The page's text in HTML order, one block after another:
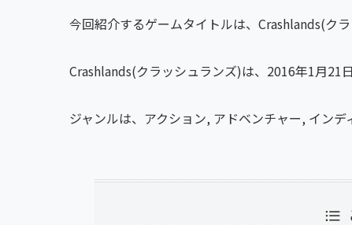
今回紹介するゲームタイトルは、Crashlands(クラ
Crashlands(クラッシュランズ)は、2016年1月21
ジャンルは、アクション, アドベンチャー, インデ